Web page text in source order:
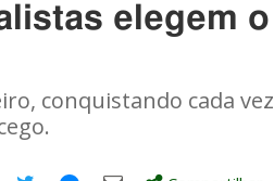
elegem o
conquistando cada vez